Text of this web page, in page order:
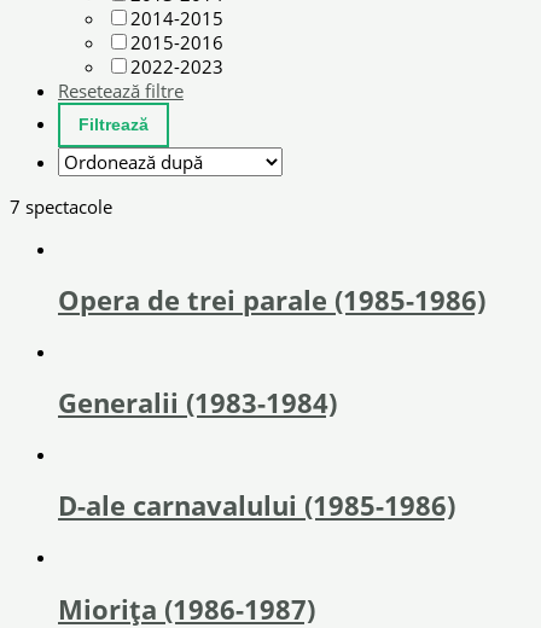
2014-2015
2015-2016
2022-2023
Resetează filtre
7 spectacole
Opera de trei parale (1985-1986)
Generalii (1983-1984)
D-ale carnavalului (1985-1986)
Miorița (1986-1987)